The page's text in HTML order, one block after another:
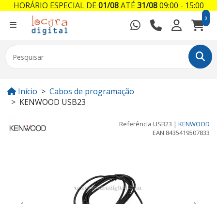
0
Início
Cabos de programação
KENWOOD USB23
Referência USB23 | KENWOOD
EAN 8435419507833
HORÁRIO ESPECIAL DE01/08ATÉ31/0809:00 - 15:00